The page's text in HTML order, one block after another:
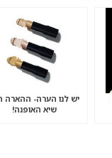
יש לנו הערה- ההארה
שיא האופנה!